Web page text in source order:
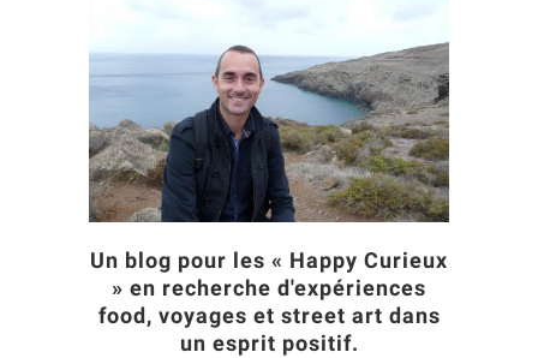
Un blog pour les « Happy Curieux
» en recherche d'expériences
food, voyages et street art dans
un esprit positif.